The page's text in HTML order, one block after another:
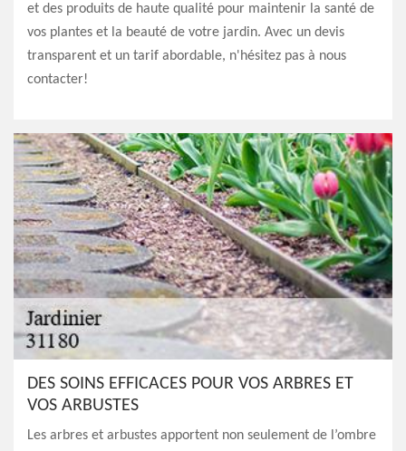
et des produits de haute qualité pour maintenir la santé de
vos plantes et la beauté de votre jardin. Avec un devis
transparent et un tarif abordable, n'hésitez pas à nous
contacter!
DES SOINS EFFICACES POUR VOS ARBRES ET
VOS ARBUSTES
Les arbres et arbustes apportent non seulement de l’ombre